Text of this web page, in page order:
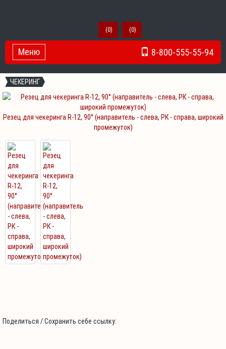
(0) (0)
8-800-555-55-94
Toggle Navigation
Меню
ЧЕКЕРИНГ
Резец для чекеринга R-12, 90° (направитель - слева, РК - справа, широкий
промежуток)
Поделиться / Сохранить себе ссылку: